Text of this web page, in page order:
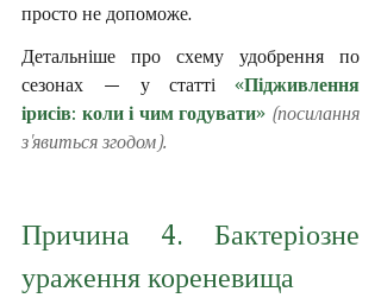
просто не допоможе.
Детальніше про схему удобрення по
сезонах — у статті «Підживлення
ірисів: коли і чим годувати» (посилання
з'явиться згодом).
Причина 4. Бактеріозне
ураження кореневища